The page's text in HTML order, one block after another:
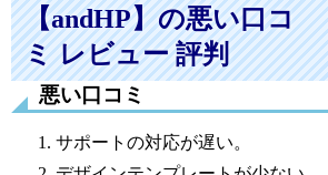
【andHP】の悪い口コ
ミ レビュー 評判
悪い口コミ
サポートの対応が遅い。